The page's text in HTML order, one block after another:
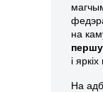
на
і
На